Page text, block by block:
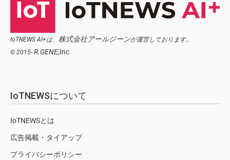
IoTNEWS AI+は、 株式会社アールジーンが運営しております。
© 2015- R.GENE,Inc.
IoTNEWSについて
IoTNEWSとは
広告掲載・タイアップ
プライバシーポリシー